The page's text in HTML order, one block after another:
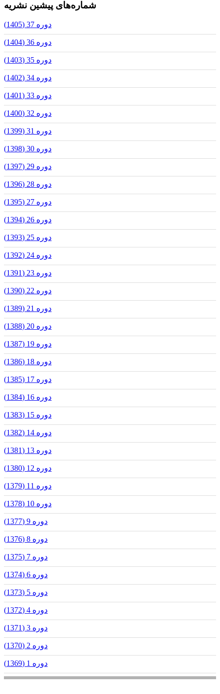
شماره‌های پیشین نشریه
دوره 37 (1405)
دوره 36 (1404)
دوره 35 (1403)
دوره 34 (1402)
دوره 33 (1401)
دوره 32 (1400)
دوره 31 (1399)
دوره 30 (1398)
دوره 29 (1397)
دوره 28 (1396)
دوره 27 (1395)
دوره 26 (1394)
دوره 25 (1393)
دوره 24 (1392)
دوره 23 (1391)
دوره 22 (1390)
دوره 21 (1389)
دوره 20 (1388)
دوره 19 (1387)
دوره 18 (1386)
دوره 17 (1385)
دوره 16 (1384)
دوره 15 (1383)
دوره 14 (1382)
دوره 13 (1381)
دوره 12 (1380)
دوره 11 (1379)
دوره 10 (1378)
دوره 9 (1377)
دوره 8 (1376)
دوره 7 (1375)
دوره 6 (1374)
دوره 5 (1373)
دوره 4 (1372)
دوره 3 (1371)
دوره 2 (1370)
دوره 1 (1369)